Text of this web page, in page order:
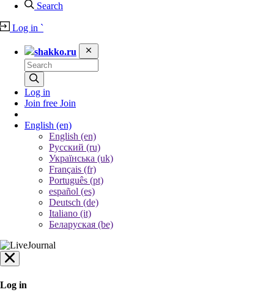
Search
Log in `
shakko.ru
Log in
Join free Join
English (en)
English (en)
Русский (ru)
Українська (uk)
Français (fr)
Português (pt)
español (es)
Deutsch (de)
Italiano (it)
Беларуская (be)
Log in